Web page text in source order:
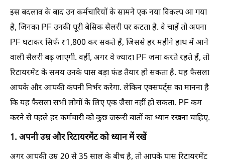
इस बदलाव के बाद उन कर्मचारियों के सामने एक नया विकल्प आ गया
है, जिनका PF उनकी पूरी बेसिक सैलरी पर कटता है. वे चाहें तो अपना
PF घटाकर सिर्फ ₹1,800 कर सकते हैं, जिससे हर महीने हाथ में आने
वाली सैलरी बढ़ जाएगी. वहीं, अगर वे ज्यादा PF जमा करते रहते हैं, तो
रिटायरमेंट के समय उनके पास बड़ा फंड तैयार हो सकता है. यह फैसला
आपके और आपकी कंपनी निर्भर करेगा. लेकिन एक्सपर्ट्स का मानना है
कि यह फैसला सभी लोगों के लिए एक जैसा नहीं हो सकता. PF कम
करने से पहले हर कर्मचारी को कुछ जरूरी बातों का ध्यान रखना चाहिए.
1. अपनी उम्र और रिटायरमेंट को ध्यान में रखें
अगर आपकी उम्र 20 से 35 साल के बीच है, तो आपके पास रिटायरमेंट